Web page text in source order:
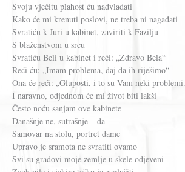
Svoju vječitu plahost ću nadvladati
Kako će mi krenuti poslovi, ne treba ni nagađati
Svratiću k Juri u kabinet, zaviriti k Fazilju
S blaženstvom u srcu
Svratiću Beli u kabinet i reći: „Zdravo Bela“
Reći ću: „Imam problema, daj da ih riješimo“
Ona će reći: „Gluposti, i to su Vam neki
I naravno, odjednom će mi život biti lakši
Često noću sanjam ove kabinete
Današnje ne, sutrašnje – da
Samovar na stolu, portret dame
Upravo je sramota ne svratiti ovamo
Svi su gradovi moje zemlje u skele odjeveni